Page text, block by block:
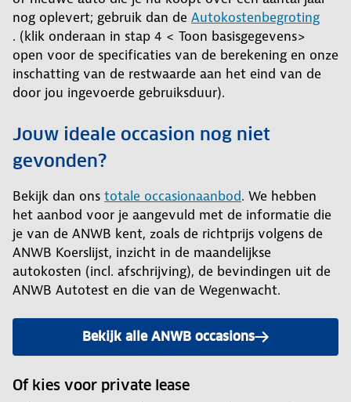
nog oplevert; gebruik dan de Autokostenbegroting
. (klik onderaan in stap 4 < Toon basisgegevens>
open voor de specificaties van de berekening en onze
inschatting van de restwaarde aan het eind van de
door jou ingevoerde gebruiksduur).
Jouw ideale occasion nog niet
gevonden?
Bekijk dan ons totale occasionaanbod. We hebben
het aanbod voor je aangevuld met de informatie die
je van de ANWB kent, zoals de richtprijs volgens de
ANWB Koerslijst, inzicht in de maandelijkse
autokosten (incl. afschrijving), de bevindingen uit de
ANWB Autotest en die van de Wegenwacht.
Bekijk alle ANWB occasions
Of kies voor private lease